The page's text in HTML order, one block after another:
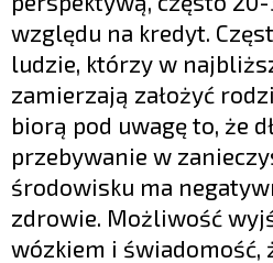
względu na kredyt.
ludzie, którzy w
zamierzają założyć
biorą pod uwagę to, że
przebywanie w
środowisku ma
zdrowie. Możliwość
wózkiem i świadomość,